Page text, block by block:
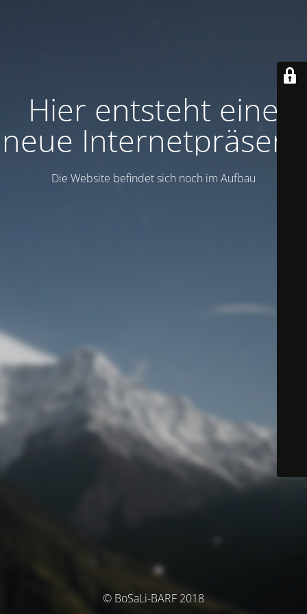
Hier entsteht eine
neue Internetpräsenz
Die Website befindet sich noch im Aufbau
© BoSaLi-BARF 2018